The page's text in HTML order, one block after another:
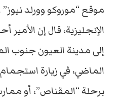
موقع “موروكو وورلد
الإنجليزية، قال إن
إلى مدينة العيون جنوب
الماضي، في زيارة
برحلة “المقناص”، أو